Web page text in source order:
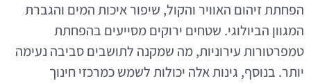
הפחתת זיהום האוויר והקול, שיפור איכות המים והגברת
המגוון הביולוגי. שטחים ירוקים מסייעים בהפחתת
טמפרטורות עירוניות, מה שמקנה לתושבים סביבה נעימה
יותר. בנוסף, גינות אלה יכולות לשמש כמרכזי חינוך